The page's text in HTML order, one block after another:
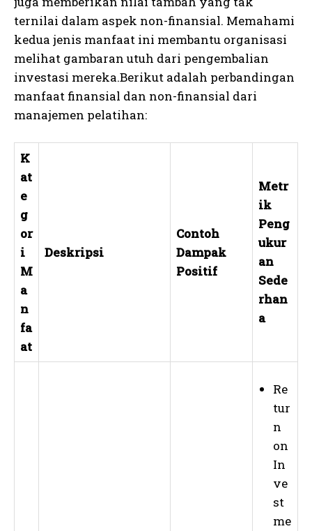
ternilai dalam aspek non-finansial. Memahami
kedua jenis manfaat ini membantu organisasi
melihat gambaran utuh dari pengembalian
investasi mereka.Berikut adalah perbandingan
manfaat finansial dan non-finansial dari
manajemen pelatihan:
K
at
e
g
or
i
M
a
n
fa
at
Deskripsi
Contoh
Dampak
Positif
Metr
ik
Peng
ukur
an
Sede
rhan
a
Re
tur
n
on
In
ve
st
me